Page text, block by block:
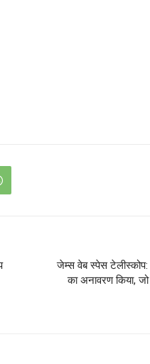
जेम्स वेब स्पेस
का अनावरण किया,